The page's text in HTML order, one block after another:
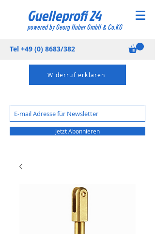
Guelleprofi 24
powered by Georg Huber GmbH & Co.KG
Tel +49 (0) 8683/382
Widerruf erklären
Jetzt Abonnieren